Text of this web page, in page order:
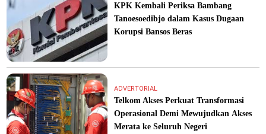
KPK Kembali Periksa Bambang
Tanoesoedibjo dalam Kasus Dugaan
Korupsi Bansos Beras
ADVERTORIAL
Telkom Akses Perkuat Transformasi
Operasional Demi Mewujudkan Akses
Merata ke Seluruh Negeri